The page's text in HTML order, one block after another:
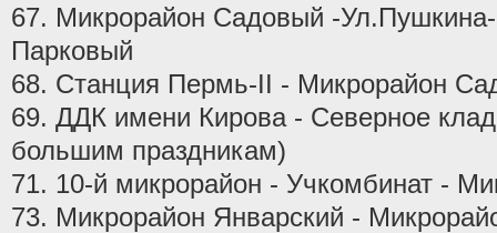
67. Микрорайон Садовый -
Парковый
68. Станция Пермь-II - Микрорайон
69. ДДК имени Кирова - Северное
большим праздникам)
71. 10-й микрорайон - Учкомбинат -
73. Микрорайон Январский -